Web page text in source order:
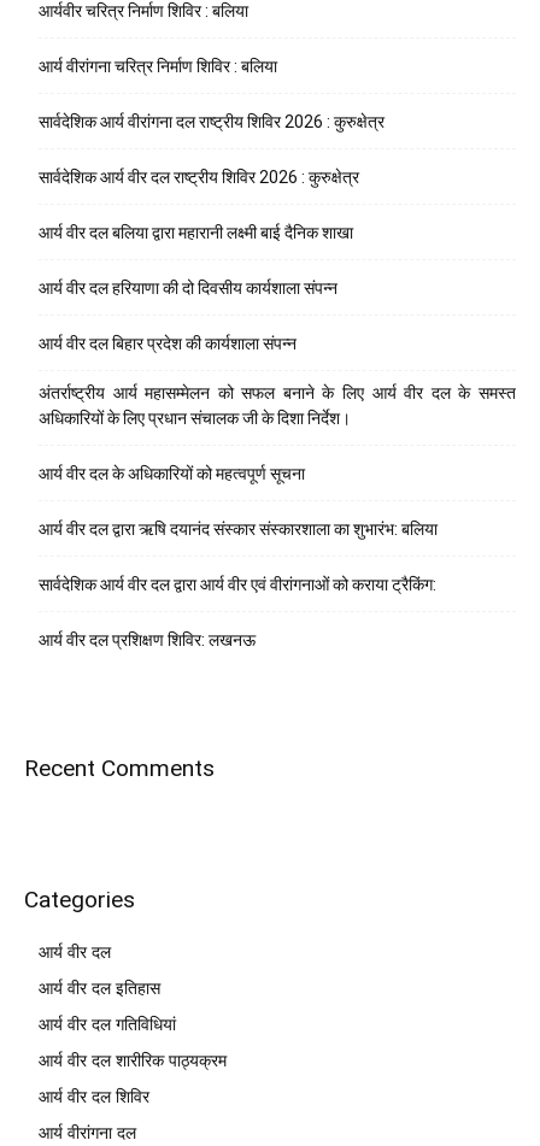
आर्यवीर चरित्र निर्माण शिविर : बलिया
आर्य वीरांगना चरित्र निर्माण शिविर : बलिया
सार्वदेशिक आर्य वीरांगना दल राष्ट्रीय शिविर 2026 : कुरुक्षेत्र
सार्वदेशिक आर्य वीर दल राष्ट्रीय शिविर 2026 : कुरुक्षेत्र
आर्य वीर दल बलिया द्वारा महारानी लक्ष्मी बाई दैनिक शाखा
आर्य वीर दल हरियाणा की दो दिवसीय कार्यशाला संपन्न
आर्य वीर दल बिहार प्रदेश की कार्यशाला संपन्न
अंतर्राष्ट्रीय आर्य महासम्मेलन को सफल बनाने के लिए आर्य वीर दल के समस्त
अधिकारियों के लिए प्रधान संचालक जी के दिशा निर्देश।
आर्य वीर दल के अधिकारियों को महत्वपूर्ण सूचना
आर्य वीर दल द्वारा ऋषि दयानंद संस्कार संस्कारशाला का शुभारंभ: बलिया
सार्वदेशिक आर्य वीर दल द्वारा आर्य वीर एवं वीरांगनाओं को कराया ट्रैकिंग:
आर्य वीर दल प्रशिक्षण शिविर: लखनऊ
Recent Comments
Categories
आर्य वीर दल
आर्य वीर दल इतिहास
आर्य वीर दल गतिविधियां
आर्य वीर दल शारीरिक पाठ्यक्रम
आर्य वीर दल शिविर
आर्य वीरांगना दल